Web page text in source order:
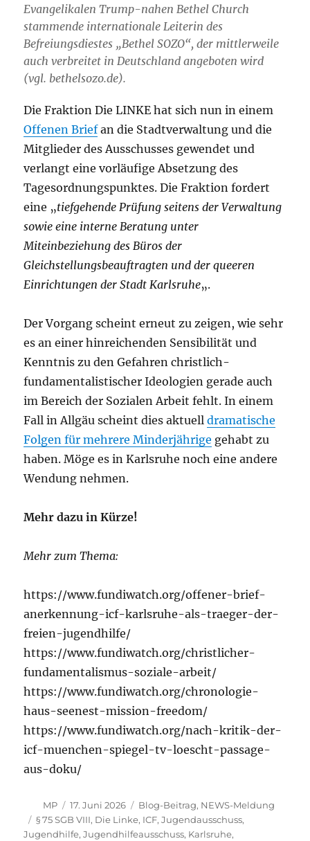
Evangelikalen Trump-nahen Bethel Church
stammende internationale Leiterin des
Befreiungsdiestes „Bethel SOZO“, der mittlerweile
auch verbreitet in Deutschland angeboten wird
(vgl. bethelsozo.de).
Die Fraktion Die LINKE hat sich nun in einem
Offenen Briefan die Stadtverwaltung und die
Mitglieder des Ausschusses gewendet und
verlangt eine vorläufige Absetzung des
Tagesordnungspunktes. Die Fraktion fordert
eine „tiefgehende Prüfung seitens der Verwaltung
sowie eine interne Beratung unter
Miteinbeziehung des Büros der
Gleichstellungsbeauftragten und der queeren
Einrichtungen der Stadt Karlsruhe„.
Der Vorgang scheint erneut zu zeigen, wie sehr
es an einer hinreichenden Sensibilität und
Kenntnis zu den Gefahren christlich-
fundamentalistischer Ideologien gerade auch
im Bereich der Sozialen Arbeit fehlt. In einem
Fall in Allgäu scheint dies aktuelldramatische
Folgen für mehrere Minderjährige gehabt zu
haben. Möge es in Karlsruhe noch eine andere
Wendung nehmen.
Mehr dazu in Kürze!
Mehr zum Thema:
https://www.fundiwatch.org/offener-brief-
anerkennung-icf-karlsruhe-als-traeger-der-
freien-jugendhilfe/
https://www.fundiwatch.org/christlicher-
fundamentalismus-soziale-arbeit/
https://www.fundiwatch.org/chronologie-
haus-seenest-mission-freedom/
https://www.fundiwatch.org/nach-kritik-der-
icf-muenchen-spiegel-tv-loescht-passage-
aus-doku/
Autor
MP
Veröffentlicht
am
17. Juni 2026 Kategorien
Blog-Beitrag, NEWS-Meldung
Schlagwörter
§ 75 SGB VIII, Die Linke, ICF,Jugendausschuss,
Jugendhilfe,Jugendhilfeausschuss, Karlsruhe,